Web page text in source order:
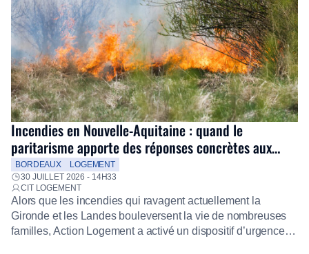
Incendies en Nouvelle-Aquitaine : quand le
paritarisme apporte des réponses concrètes aux
salariés
BORDEAUX
LOGEMENT
30 JUILLET 2026 - 14H33
CIT LOGEMENT
Alors que les incendies qui ravagent actuellement la
Gironde et les Landes bouleversent la vie de nombreuses
familles, Action Logement a activé un dispositif d’urgence